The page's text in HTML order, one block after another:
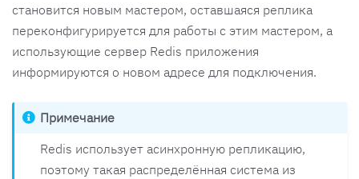
становится новым мастером, оставшаяся реплика
переконфигурируется для работы с этим мастером, а
использующие сервер Redis приложения
информируются о новом адресе для подключения.
Примечание
Redis использует асинхронную репликацию,
поэтому такая распределённая система из